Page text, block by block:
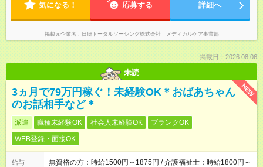
気になる！ 応募する 詳細へ
掲載元企業名 日研トータルソーシング株式会社 メディカルケア事業部
掲載日：2026.08.06
未読
NEW
3ヵ月で79万円稼ぐ！未経験OK＊おばあちゃん
のお話相手など＊
派遣 職種未経験OK 社会人未経験OK
ブランクOK
WEB登録・面接OK
給与
無資格の方：時給1500円～1875円 / 介護福祉士：時給1800円～